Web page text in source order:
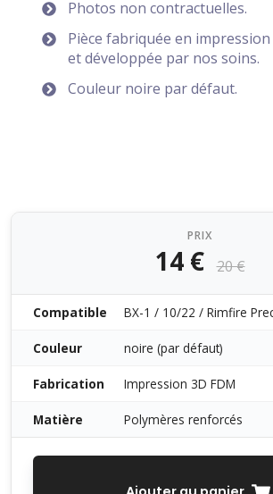
Photos non contractuelles.
Pièce fabriquée en impression
et développée par nos soins.
Couleur noire par défaut.
PRIX
14 € 20 €
Compatible BX-1 / 10/22 / Rimfire
Couleur noire (par défaut)
Fabrication Impression 3D FDM
Matière Polymères renforcés